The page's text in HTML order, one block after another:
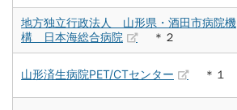
地方独立行政法人 山形県・酒田市病院機
構 日本海総合病院
＊２
山形済生病院PET/CTセンター ＊１